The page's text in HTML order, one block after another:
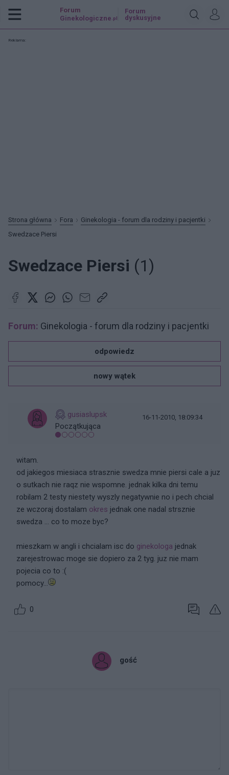
Forum
Ginekologiczne .pl
Forum
dyskusyjne
Reklama:
Strona główna Fora
Ginekologia - forum dla rodziny i pacjentki
Swedzace Piersi
Swedzace Piersi (1)
Forum: Ginekologia - forum dla rodziny i pacjentki
odpowiedz
nowy wątek
gusiaslupsk
Początkująca
16-11-2010, 18:09:34
witam.
od jakiegos miesiaca strasznie swedza mnie piersi cale a juz
o sutkach nie raqz nie wspomne. jednak kilka dni temu
robilam 2 testy niestety wyszly negatywnie no i pech chcial
ze wczoraj dostalam okres jednak one nadal strsznie
swedza ... co to moze byc?
mieszkam w angli i chcialam isc do ginekologa jednak
zarejestrowac moge sie dopiero za 2 tyg. juz nie mam
pojecia co to :(
pomocy...
0
gość